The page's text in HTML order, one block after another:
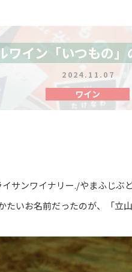
ワイン「いつもの」
2024.11.07
ワイン
サンワイナリー./やまふじぶ
いお名前だったのが、「立